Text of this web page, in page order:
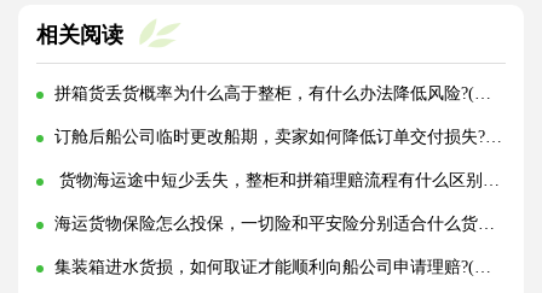
相关阅读
拼箱货丢货概率为什么高于整柜，有什么办法降低风险?(国际海运干货知识分享)
订舱后船公司临时更改船期，卖家如何降低订单交付损失?(国际海运干货知识分享)
货物海运途中短少丢失，整柜和拼箱理赔流程有什么区别?(国际海运干货知识分享)
海运货物保险怎么投保，一切险和平安险分别适合什么货物?(国际海运干货知识分享)
集装箱进水货损，如何取证才能顺利向船公司申请理赔?(国际海运干货知识分享)